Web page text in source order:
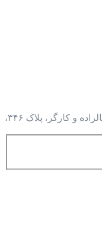
تهران، بلوار کشاورز، بین جمالزاده و کارگر، پلاک ۳۴۶،